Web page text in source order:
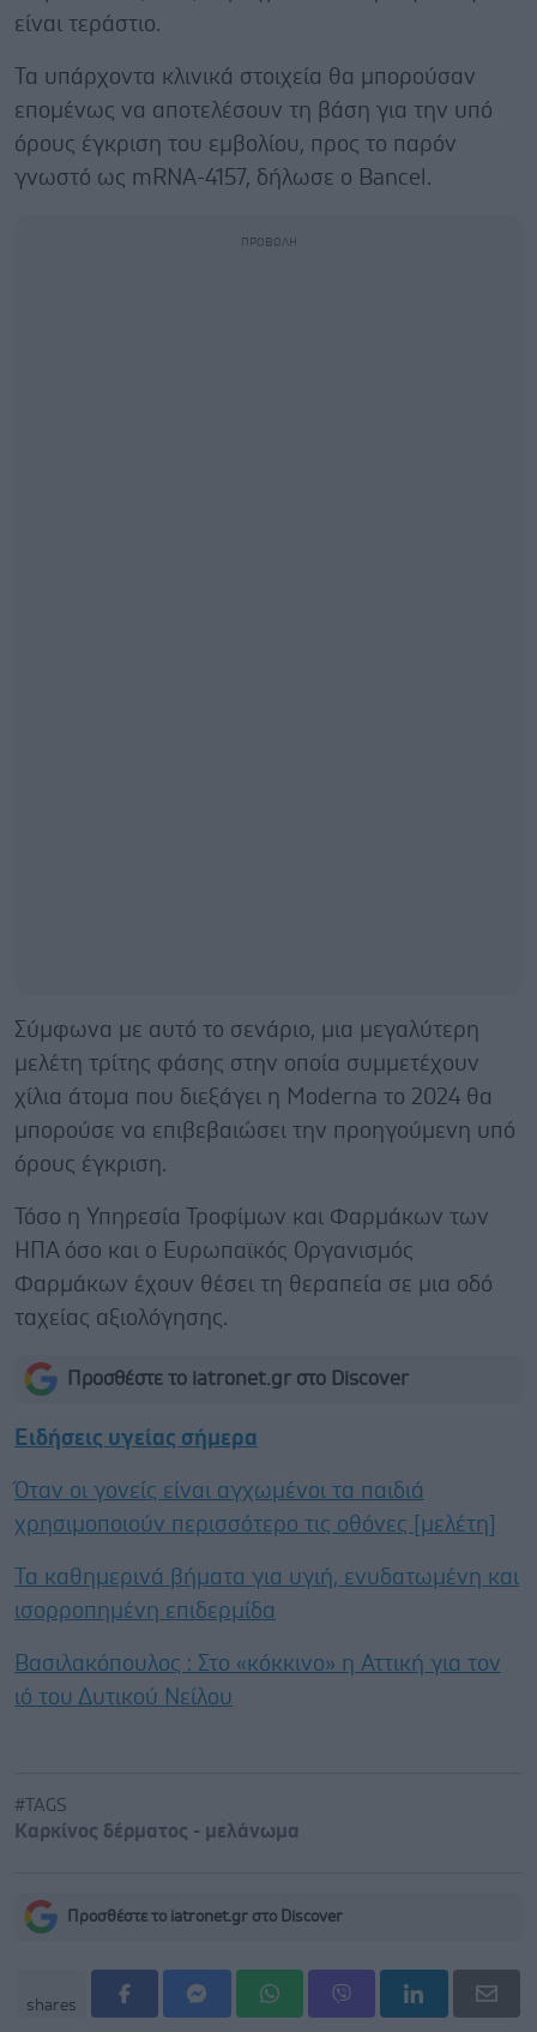
είναι τεράστιο.
Τα υπάρχοντα κλινικά στοιχεία θα μπορούσαν
επομένως να αποτελέσουν τη βάση για την υπό
όρους έγκριση του εμβολίου, προς το παρόν
γνωστό ως mRNA-4157, δήλωσε ο Bancel.
Σύμφωνα με αυτό το σενάριο, μια μεγαλύτερη
μελέτη τρίτης φάσης στην οποία συμμετέχουν
χίλια άτομα που διεξάγει η Moderna το 2024 θα
μπορούσε να επιβεβαιώσει την προηγούμενη υπό
όρους έγκριση.
Τόσο η Υπηρεσία Τροφίμων και Φαρμάκων των
ΗΠΑ όσο και ο Ευρωπαϊκός Οργανισμός
Φαρμάκων έχουν θέσει τη θεραπεία σε μια οδό
ταχείας αξιολόγησης.
Προσθέστε το iatronet.gr στο Discover
Ειδήσεις υγείας σήμερα
Όταν οι γονείς είναι αγχωμένοι τα παιδιά
χρησιμοποιούν περισσότερο τις οθόνες [μελέτη]
Τα καθημερινά βήματα για υγιή, ενυδατωμένη και
ισορροπημένη επιδερμίδα
Βασιλακόπουλος : Στο «κόκκινο» η Αττική για τον
ιό του Δυτικού Νείλου
#TAGS
Καρκίνος δέρματος - μελάνωμα
Προσθέστε το iatronet.gr στο Discover
shares